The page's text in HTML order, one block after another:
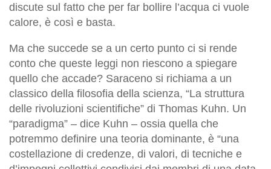
discute sul fatto che per far bollire l’acqua ci vuole
calore, è così e basta.
Ma che succede se a un certo punto ci si rende
conto che queste leggi non riescono a spiegare
quello che accade? Saraceno si richiama a un
classico della filosofia della scienza, “La struttura
delle rivoluzioni scientifiche” di Thomas Kuhn. Un
“paradigma” – dice Kuhn – ossia quella che
potremmo definire una teoria dominante, è “una
costellazione di credenze, di valori, di tecniche e